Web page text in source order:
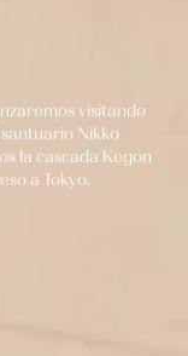
visitando
Nikko
la cascada Kegon
a Tokyo.